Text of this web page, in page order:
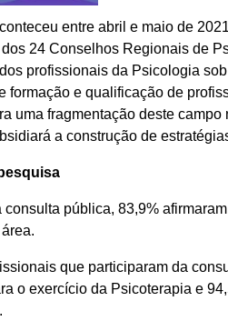
entre abril e maio de
24 Conselhos Regionais de
profissionais da Psicologia
formação e qualificação de
uma fragmentação deste campo
a construção de
pública, 83,9%
que participaram da
o exercício da Psicoterapia e